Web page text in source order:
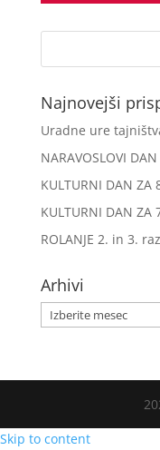
Najnovejši
Uradne ure
NARAVOSLOVI
KULTURNI DAN ZA
KULTURNI DAN ZA
ROLANJE 2. in 3.
Arhivi
Arhivi
Skip to content